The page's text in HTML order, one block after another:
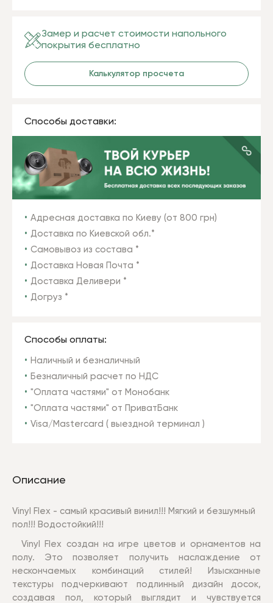
Замер и расчет стоимости напольного
покрытия бесплатно
Калькулятор просчета
Способы доставки:
Адресная доставка по Киеву (от 800 грн)
Доставка по Киевской обл.*
Самовывоз из состава *
Доставка Новая Почта *
Доставка Деливери *
Догруз *
Способы оплаты:
Наличный и безналичный
Безналичный расчет по НДС
"Оплата частями" от Монобанк
"Оплата частями" от ПриватБанк
Visa/Mastercard ( выездной терминал )
Описание
Vinyl Flex - самый красивый винил!!! Мягкий и безшумный
пол!!! Водостойкий!!!
Vinyl Flex создан на игре цветов и орнаментов на
полу. Это позволяет получить наслаждение от
нескончаемых комбинаций стилей! Изысканные
текстуры подчеркивают подлинный дизайн досок,
создавая пол, который выглядит и чувствуется